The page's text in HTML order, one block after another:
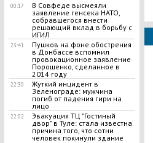
00:17
В Совфеде высмеяли
заявление генсека НАТО,
собравшегося внести
решающий вклад в борьбу с
ИГИЛ
23:41
Пушков на фоне обострения
в Донбассе вспомнил
провокационное заявление
Порошенко, сделанное в
2014 году
22:30
​Жуткий инцидент в
Зеленограде: мужчина
погиб от падения гири на
лицо
22:02
​Эвакуация ТЦ "Гостиный
двор" в Туле: стала известна
причина того, что сотни
человек покинули здание